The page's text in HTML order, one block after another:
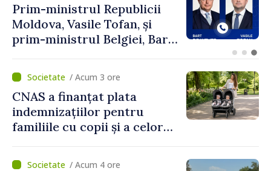
Perspectivele cooperării
moldo-turce, discutate de
Prim-ministrul Vasile Tofan
Uygar Mustafa Sertel
/ Acum 3 ore
CNAS a finanțat plata
indemnizațiilor pentru
familiile cu copii și a celor
temporară de muncă
/ Acum 4 ore